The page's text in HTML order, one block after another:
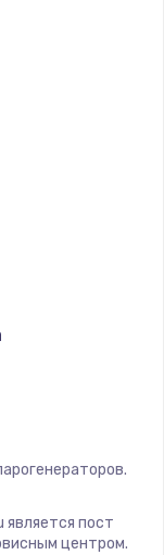
пост
центром.